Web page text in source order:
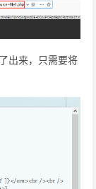
出来，只需要将